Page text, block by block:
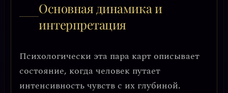
Основная динамика и
интерпретация
Психологически эта пара карт описывает
состояние, когда человек путает
интенсивность чувств с их глубиной.